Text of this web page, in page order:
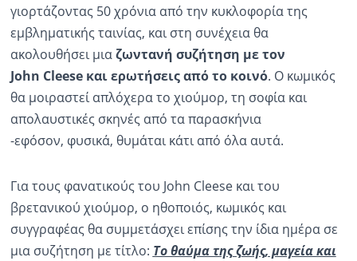
γιορτάζοντας 50 χρόνια από την κυκλοφορία της
εμβληματικής ταινίας, και στη συνέχεια θα
ακολουθήσει μιαζωντανή συζήτηση με τον
John Cleeseκαι ερωτήσεις από το κοινό. Ο κωμικός
θα μοιραστεί απλόχερα το χιούμορ, τη σοφία και
απολαυστικές σκηνές από τα παρασκήνια
-εφόσον, φυσικά, θυμάται κάτι από όλα αυτά.
Για τους φανατικούς του John Cleese και του
βρετανικού χιούμορ, ο ηθοποιός, κωμικός και
συγγραφέας θα συμμετάσχει επίσης την ίδια ημέρα σε
μια συζήτηση με τίτλο: Το θαύμα της ζωής, μαγεία και